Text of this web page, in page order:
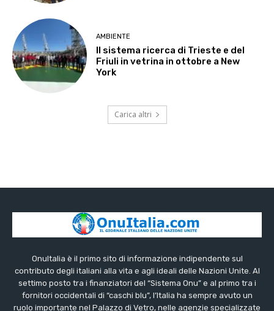
AMBIENTE
Il sistema ricerca di Trieste e del
Friuli in vetrina in ottobre a New
York
Carica altri
OnuItalia è il primo sito di informazione indipendente sul
contributo degli italiani alla vita e agli ideali delle Nazioni Unite. Al
settimo posto tra i finanziatori del “Sistema Onu” e al primo tra i
fornitori occidentali di “caschi blu”, l’Italia ha sempre avuto un
ruolo importante nel Palazzo di Vetro, nelle agenzie specializzate